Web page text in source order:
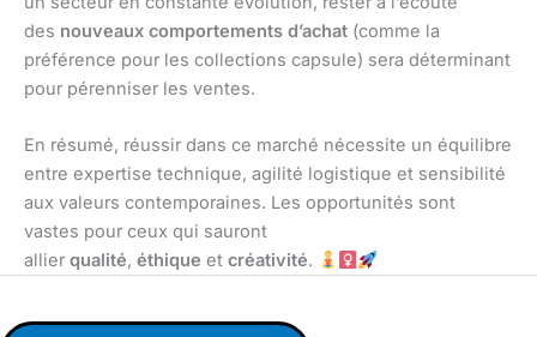
des nouveaux comportements d’achat (comme la
préférence pour les collections capsule) sera déterminant
pour pérenniser les ventes.
En résumé, réussir dans ce marché nécessite un équilibre
entre expertise technique, agilité logistique et sensibilité
aux valeurs contemporaines. Les opportunités sont
vastes pour ceux qui sauront
allier qualité, éthique et créativité.